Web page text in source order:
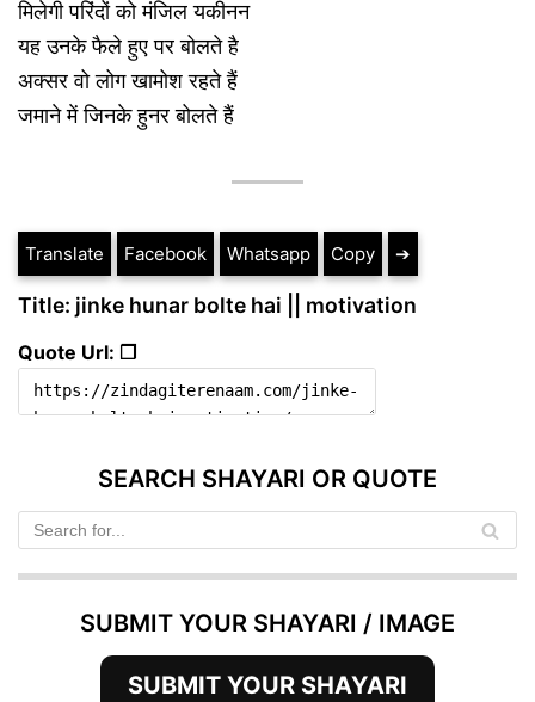
मिलेगी परिंदों को मंजिल यकीनन
यह उनके फैले हुए पर बोलते है
अक्सर वो लोग खामोश रहते हैं
जमाने में जिनके हुनर बोलते हैं
Translate Facebook Whatsapp Copy ➔
Title: jinke hunar bolte hai || motivation
Quote Url: ❐
SEARCH SHAYARI OR QUOTE
SUBMIT YOUR SHAYARI / IMAGE
SUBMIT YOUR SHAYARI